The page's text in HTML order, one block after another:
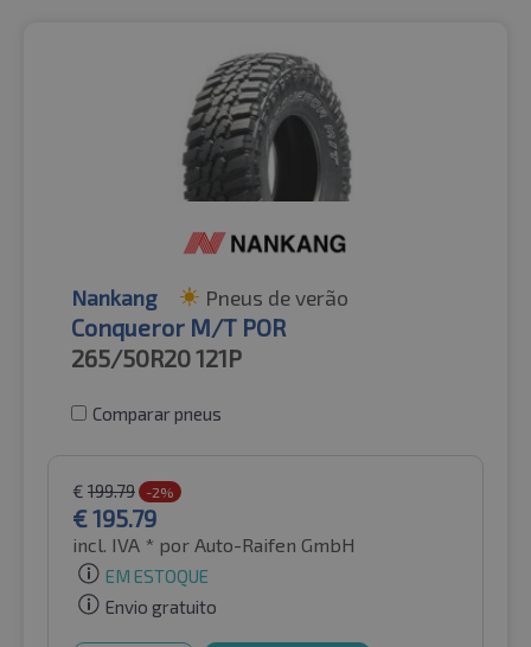
Nankang Pneus de verão
Conqueror M/T POR
265/50R20121P
Comparar pneus
€ 199.79 -2%
€195.79
incl. IVA * por Auto-Raifen GmbH
EM ESTOQUE
Envio gratuito